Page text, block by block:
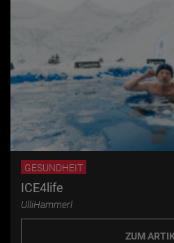
GESUNDHEIT
ICE4life
UlliHammerl
ZUM